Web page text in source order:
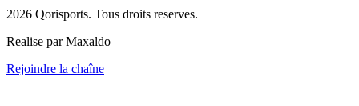
2026 Qorisports. Tous droits reserves.
Realise par Maxaldo
Rejoindre la chaîne